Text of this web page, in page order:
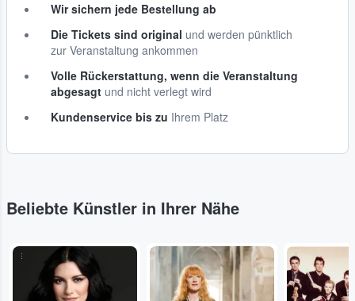
Wir sichern jede Bestellung ab
Die Tickets sind original und werden pünktlich
zur Veranstaltung ankommen
Volle Rückerstattung, wenn die Veranstaltung
abgesagt und nicht verlegt wird
Kundenservice bis zu Ihrem Platz
Beliebte Künstler in Ihrer Nähe
... ... ...